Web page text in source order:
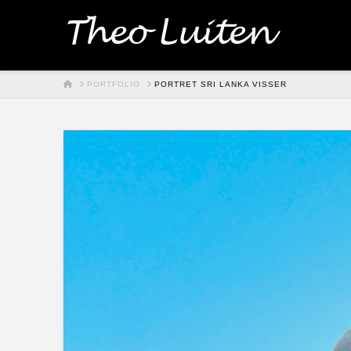
Theo Luiten
HOMEPORTFOLIO PORTRET SRI LANKA VISSER